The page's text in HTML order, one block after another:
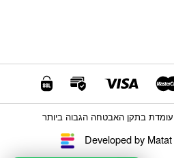
Developed by
בתקן האבטחה הגבוה ביותר